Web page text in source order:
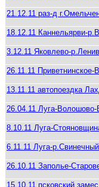
21.12.11 раз-д
18.12.11 Каннельярви-
3.12.11 Яковлево-
26.11.11
13.11.11 автопоездка
26.04.11 Луга-Волошово-
8.10.11 Луга-
6.11.11 Луга-
26.10.11 Заполье-
15.10.11 псковский